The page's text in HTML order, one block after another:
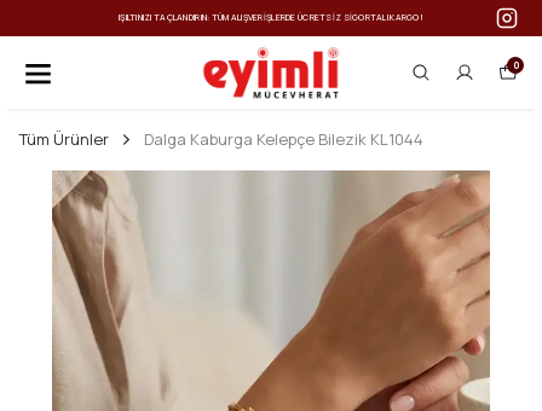
IŞILTINIZI TAÇLANDIRIN: TÜM ALIŞVERIŞLERDE ÜCRETSIZ SIGORTALI KARGO!
0
Tüm Ürünler Dalga Kaburga Kelepçe Bilezik KL1044